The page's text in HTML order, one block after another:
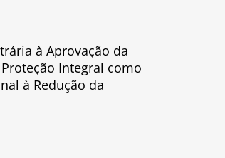
à Aprovação da
Proteção Integral como
à Redução da